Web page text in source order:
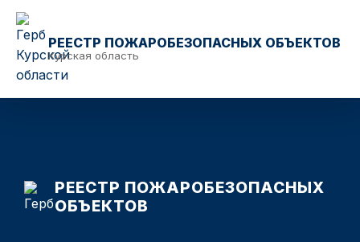
РЕЕСТР ПОЖАРОБЕЗОПАСНЫХ ОБЪЕКТОВ
Курская область
РЕЕСТР ПОЖАРОБЕЗОПАСНЫХ
ОБЪЕКТОВ